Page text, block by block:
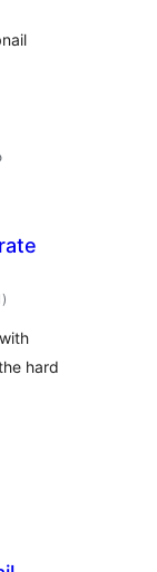
საერთო
რეიტინგი
)
hard